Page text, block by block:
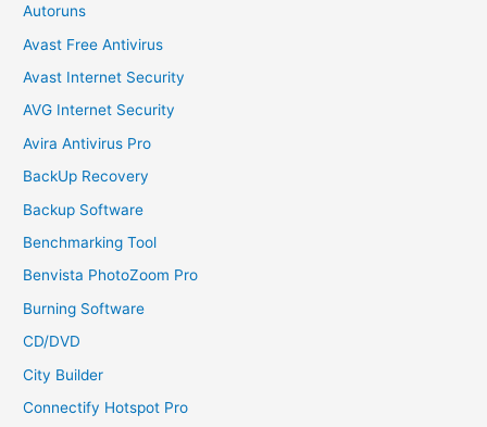
Autoruns
Avast Free Antivirus
Avast Internet Security
AVG Internet Security
Avira Antivirus Pro
BackUp Recovery
Backup Software
Benchmarking Tool
Benvista PhotoZoom Pro
Burning Software
CD/DVD
City Builder
Connectify Hotspot Pro